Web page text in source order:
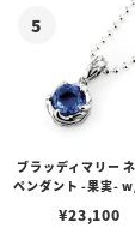
ブラッディマリー
ペンダント -果実-
¥23,100